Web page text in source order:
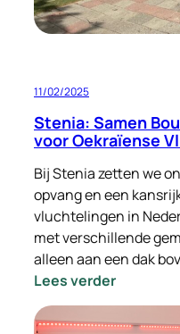
11/02/2025
Stenia: Samen
voor Oekraïense
Bij Stenia zetten we
opvang en een
vluchtelingen in
met verschillende
alleen aan een dak
Lees verder:
Stenia:
Samen